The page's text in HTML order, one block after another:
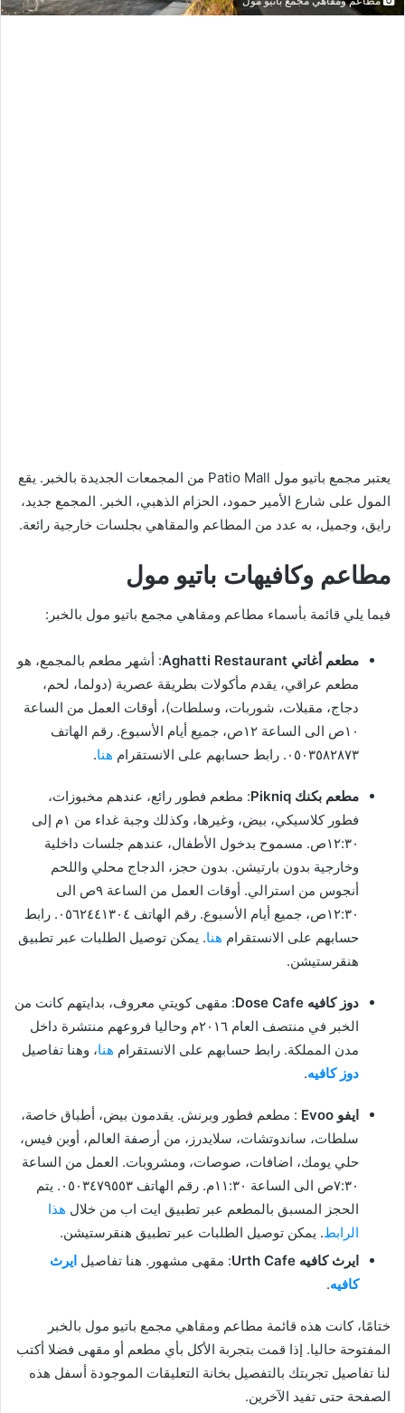
يعتبر مجمع باتيو مول Patio Mall من المجمعات الجديدة بالخبر. يقع
المول على شارع الأمير حمود، الحزام الذهبي، الخبر. المجمع جديد،
رايق، وجميل، به عدد من المطاعم والمقاهي بجلسات خارجية رائعة.
مطاعم وكافيهات باتيو مول
فيما يلي قائمة بأسماء مطاعم ومقاهي مجمع باتيو مول بالخبر:
مطعم أغاتي Aghatti Restaurant
: أشهر مطعم بالمجمع، هو
مطعم عراقي، يقدم مأكولات بطريقة عصرية (دولما، لحم،
دجاج، مقبلات، شوربات، وسلطات)، أوقات العمل من الساعة
١٠ص الى الساعة ١٢ص، جميع أيام الأسبوع. رقم الهاتف
٠٥٠٣٥٨٢٨٧٣. رابط حسابهم على الانستقرام
هنا.
مطعم بكنك Pikniq
: مطعم فطور رائع، عندهم مخبوزات،
فطور كلاسيكي، بيض، وغيرها، وكذلك وجبة غداء من ١م إلى
١٢:٣٠ص. مسموح بدخول الأطفال، عندهم جلسات داخلية
وخارجية بدون بارتيشن. بدون حجز، الدجاج محلي واللحم
أنجوس من استرالي. أوقات العمل من الساعة ٩ص الى
١٢:٣٠ص، جميع أيام الأسبوع. رقم الهاتف ٠٥٦٢٤٤١٣٠٤. رابط
حسابهم على الانستقرام هنا. يمكن توصيل الطلبات عبر تطبيق
هنقرستيشن.
دوز كافيه Dose Cafe
: مقهى كويتي معروف، بدايتهم كانت من
الخبر في منتصف العام ٢٠١٦م وحاليا فروعهم منتشرة داخل
مدن المملكة. رابط حسابهم على الانستقرام هنا، وهنا تفاصيل
دوز كافيه.
ايفو Evoo
: مطعم فطور وبرنش. يقدمون بيض، أطباق خاصة،
سلطات، ساندوتشات، سلايدرز، من أرصفة العالم، أوبن فيس،
حلي يومك، اضافات، صوصات، ومشروبات. العمل من الساعة
٧:٣٠ص الى الساعة ١١:٣٠م. رقم الهاتف ٠٥٠٣٤٧٩٥٥٣. يتم
الحجز المسبق بالمطعم عبر تطبيق ايت اب من خلال هذا
الرابط. يمكن توصيل الطلبات عبر تطبيق هنقرستيشن.
ايرث كافيه Urth Cafe
: مقهى مشهور. هنا تفاصيل ايرث
كافيه.
ختامًا، كانت هذه قائمة مطاعم ومقاهي مجمع باتيو مول بالخبر
المفتوحة حاليا. إذا قمت بتجربة الأكل بأي مطعم أو مقهى فضلا أكتب
لنا تفاصيل تجربتك بالتفصيل بخانة التعليقات الموجودة أسفل هذه
الصفحة حتى تفيد الآخرين.